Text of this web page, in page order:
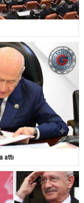
attı